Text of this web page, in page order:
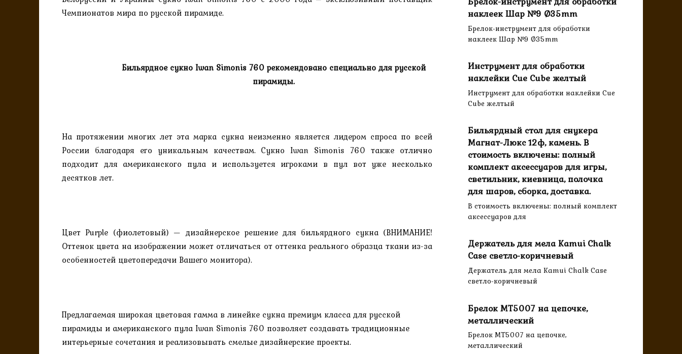
Чемпионатов мира по русской пирамиде.
Бильярдное сукно Iwan Simonis 760 рекомендовано специально для русской
пирамиды.
На протяжении многих лет эта марка сукна неизменно является лидером спроса по всей
России благодаря его уникальным качествам. Сукно Iwan Simonis 760 также отлично
подходит для американского пула и используется игроками в пул вот уже несколько
десятков лет.
Цвет Purple (фиолетовый) — дизайнерское решение для бильярдного сукна (ВНИМАНИЕ!
Оттенок цвета на изображении может отличаться от оттенка реального образца ткани из-за
особенностей цветопередачи Вашего монитора).
Предлагаемая широкая цветовая гамма в линейке сукна премиум класса для русской
пирамиды и американского пула Iwan Simonis 760 позволяет создавать традиционные
интерьерные сочетания и реализовывать смелые дизайнерские проекты.
наклеек Шар №9 Ø35mm
Брелок-инструмент для обработки
наклеек Шар №9 Ø35mm
Инструмент для обработки
наклейки Cue Cube желтый
Инструмент для обработки наклейки Cue
Cube желтый
Бильярдный стол для снукера
Магнат-Люкс 12ф, камень. В
стоимость включены: полный
комплект аксессуаров для игры,
светильник, киевница, полочка
для шаров, сборка, доставка.
В стоимость включены: полный комплект
аксессуаров для
Держатель для мела Kamui Chalk
Case светло-коричневый
Держатель для мела Kamui Chalk Case
светло-коричневый
Брелок MT5007 на цепочке,
металлический
Брелок MT5007 на цепочке,
металлический